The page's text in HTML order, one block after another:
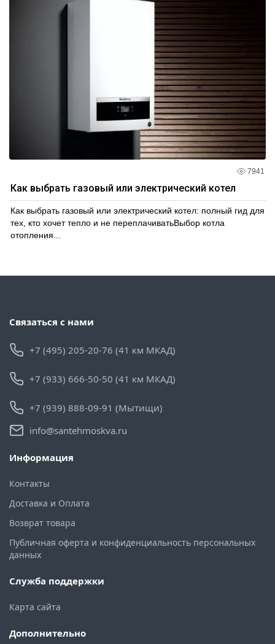
7941
Как выбрать газовый или электрический котел
Как выбрать газовый или электрический котел: полный гид для
тех, кто хочет тепло и не переплачиватьВыбор котла
отопления...
Связаться с нами
+7 (495) 205-20-76 (41 км МКАД)
+7 (933) 666-50-50 (41 км МКАД)
+7 (939) 888-09-91 (Мытищи)
info@santehmoskva.ru
Информация
Контакты
Доставка и Оплата
Возврат товара
Публичная оферта и конфиденциальность персональных
данных
Служба поддержки
Карта сайта
Дополнительно